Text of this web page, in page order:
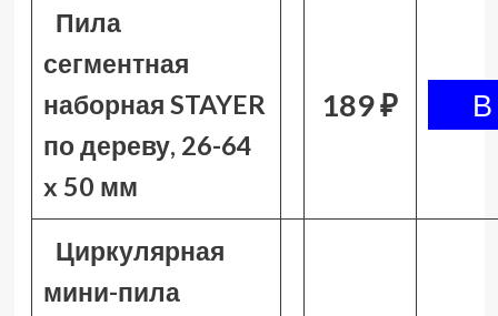
Пила
сегментная
наборная STAYER
по дереву, 26-64
x 50 мм
189 ₽
Циркулярная
мини-пила